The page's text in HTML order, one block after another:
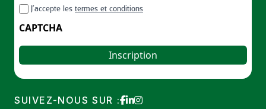
postal
RGPDJ’accepte les termes et conditions
CAPTCHA
SUIVEZ-NOUS SUR :